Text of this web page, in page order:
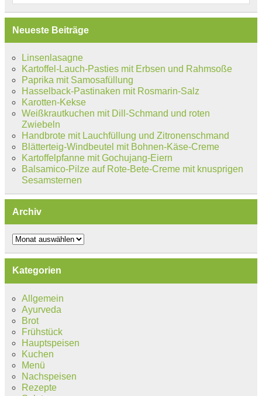
Neueste Beiträge
Linsenlasagne
Kartoffel-Lauch-Pasties mit Erbsen und Rahmsoße
Paprika mit Samosafüllung
Hasselback-Pastinaken mit Rosmarin-Salz
Karotten-Kekse
Weißkrautkuchen mit Dill-Schmand und roten
Zwiebeln
Handbrote mit Lauchfüllung und Zitronenschmand
Blätterteig-Windbeutel mit Bohnen-Käse-Creme
Kartoffelpfanne mit Gochujang-Eiern
Balsamico-Pilze auf Rote-Bete-Creme mit knusprigen
Sesamsternen
Archiv
Archiv
Kategorien
Allgemein
Ayurveda
Brot
Frühstück
Hauptspeisen
Kuchen
Menü
Nachspeisen
Rezepte